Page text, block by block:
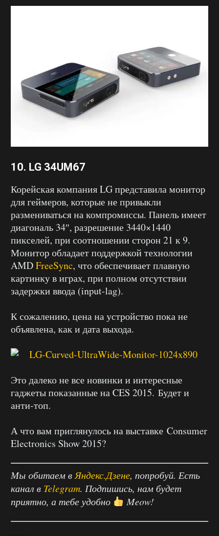
10. LG 34UM67
Корейская компания LG представила монитор
для геймеров, которые не привыкли
размениваться на компромиссы. Панель имеет
диагональ 34″, разрешение 3440×1440
пикселей, при соотношении сторон 21 к 9.
Монитор обладает поддержкой технологии
AMDFreeSync, что обеспечивает плавную
картинку в играх, при полном отсутствии
задержки ввода (input-lag).
К сожалению, цена на устройство пока не
объявлена, как и дата выхода.
Это далеко не все новинки и интересные
гаджеты показанные на CES 2015. Будет и
анти-топ.
А что вам приглянулось на выставке Consumer
Electronics Show 2015?
Мы обитаем вЯндекс.Дзене, попробуй. Есть
канал в Telegram. Подпишись, нам будет
приятно, а тебе удобно
Meow!